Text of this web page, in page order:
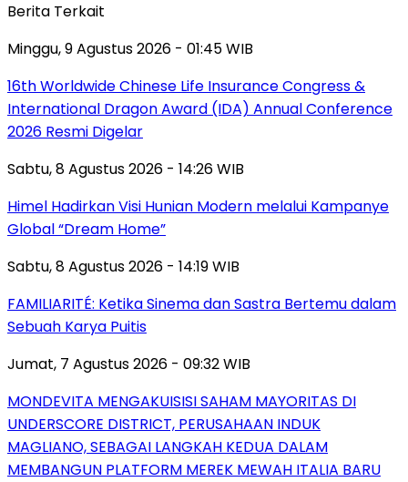
Berita Terkait
Minggu, 9 Agustus 2026 - 01:45 WIB
16th Worldwide Chinese Life Insurance Congress &
International Dragon Award (IDA) Annual Conference
2026 Resmi Digelar
Sabtu, 8 Agustus 2026 - 14:26 WIB
Himel Hadirkan Visi Hunian Modern melalui Kampanye
Global “Dream Home”
Sabtu, 8 Agustus 2026 - 14:19 WIB
FAMILIARITÉ: Ketika Sinema dan Sastra Bertemu dalam
Sebuah Karya Puitis
Jumat, 7 Agustus 2026 - 09:32 WIB
MONDEVITA MENGAKUISISI SAHAM MAYORITAS DI
UNDERSCORE DISTRICT, PERUSAHAAN INDUK
MAGLIANO, SEBAGAI LANGKAH KEDUA DALAM
MEMBANGUN PLATFORM MEREK MEWAH ITALIA BARU